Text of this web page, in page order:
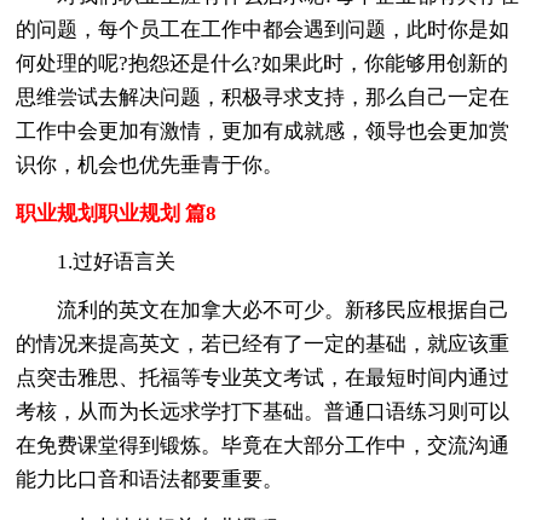
的问题，每个员工在工作中都会遇到问题，此时你是如
何处理的呢?抱怨还是什么?如果此时，你能够用创新的
思维尝试去解决问题，积极寻求支持，那么自己一定在
工作中会更加有激情，更加有成就感，领导也会更加赏
识你，机会也优先垂青于你。
职业规划职业规划 篇8
1.过好语言关
流利的英文在加拿大必不可少。新移民应根据自己
的情况来提高英文，若已经有了一定的基础，就应该重
点突击雅思、托福等专业英文考试，在最短时间内通过
考核，从而为长远求学打下基础。普通口语练习则可以
在免费课堂得到锻炼。毕竟在大部分工作中，交流沟通
能力比口音和语法都要重要。